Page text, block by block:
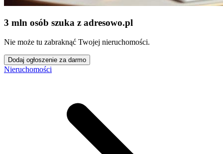
3 mln osób szuka z adresowo.pl
Nie może tu zabraknąć Twojej nieruchomości.
Dodaj ogłoszenie za darmo
Nieruchomości